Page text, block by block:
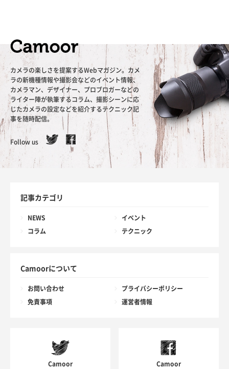
カメラの楽しさを提案するWebマガジン。カメ
ラの新機種情報や撮影会などのイベント情報、
カメラマン、デザイナー、プロブロガーなどの
ライター陣が執筆するコラム、撮影シーンに応
じたカメラの設定などを紹介するテクニック記
事を随時配信。
Follow us
記事カテゴリ
NEWS イベント
コラム テクニック
Camoorについて
お問い合わせ プライバシーポリシー
免責事項 運営者情報
Camoor Camoor